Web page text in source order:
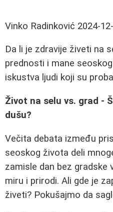
Vinko Radinković 2024-
Da li je zdravije živeti na
prednosti i mane
iskustva ljudi koji su
Život na selu vs. grad -
dušu?
Večita debata između
seoskog života deli
zamisle dan bez gradske
miru i prirodi. Ali gde je
živeti? Pokušajmo da